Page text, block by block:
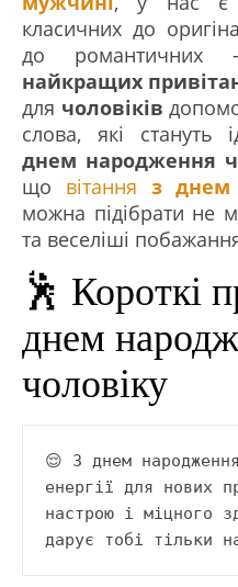
класичних до
до
найкращих
для чоловіків
слова, які стануть
днем народження
що вітання з днем
можна підібрати не
та веселіші
🕺 Короткі
днем
чоловіку
😌 З днем
енергії для нових
настрою і міцного
дарує тобі тільки